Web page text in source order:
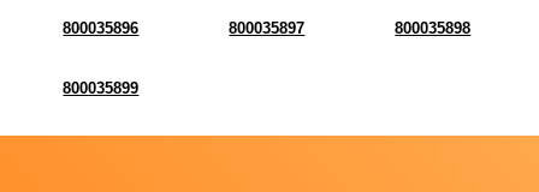
800035896 800035897 800035898
800035899